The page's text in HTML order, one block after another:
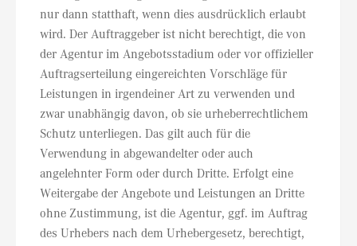
nur dann statthaft, wenn dies ausdrücklich erlaubt
wird. Der Auftraggeber ist nicht berechtigt, die von
der Agentur im Angebotsstadium oder vor offizieller
Auftragserteilung eingereichten Vorschläge für
Leistungen in irgendeiner Art zu verwenden und
zwar unabhängig davon, ob sie urheberrechtlichem
Schutz unterliegen. Das gilt auch für die
Verwendung in abgewandelter oder auch
angelehnter Form oder durch Dritte. Erfolgt eine
Weitergabe der Angebote und Leistungen an Dritte
ohne Zustimmung, ist die Agentur, ggf. im Auftrag
des Urhebers nach dem Urhebergesetz, berechtigt,